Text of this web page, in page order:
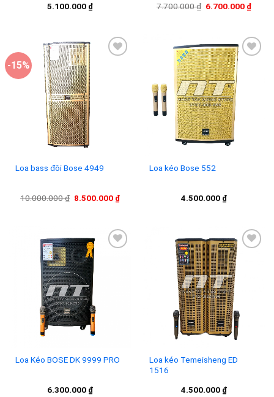
5.100.000 ₫ 7.700.000₫ Giá
6.700.000 ₫Giá
-15%
Loa bass đôi Bose 4949
10.000.000₫ Giá
8.500.000 ₫Giá
8.500.000 ₫.
Add to
wishlist
Loa kéo Bose 552
4.500.000 ₫
Loa Kéo BOSE DK 9999 PRO
6.300.000 ₫
wishlist
Loa kéo Temeisheng ED
1516
4.500.000 ₫